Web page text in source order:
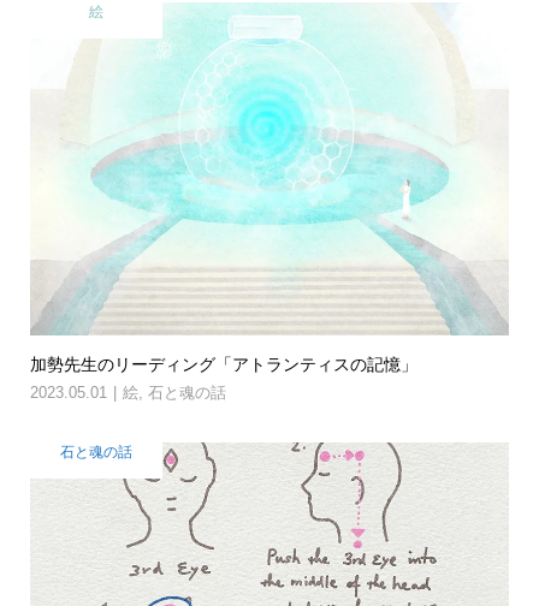
絵
加勢先生のリーディング「アトランティスの記憶」
2023.05.01 絵, 石と魂の話
石と魂の話